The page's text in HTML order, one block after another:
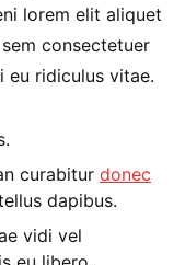
lorem elit aliquet
consectetuer
eu ridiculus vitae.
curabitur donec
dapibus.
vidi vel